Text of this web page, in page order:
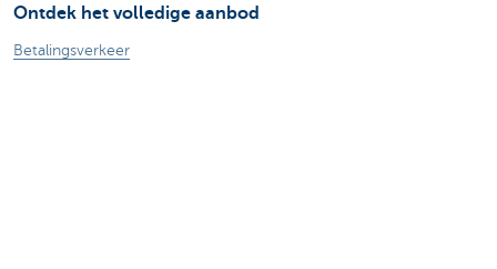
Ontdek het volledige aanbod
Betalingsverkeer